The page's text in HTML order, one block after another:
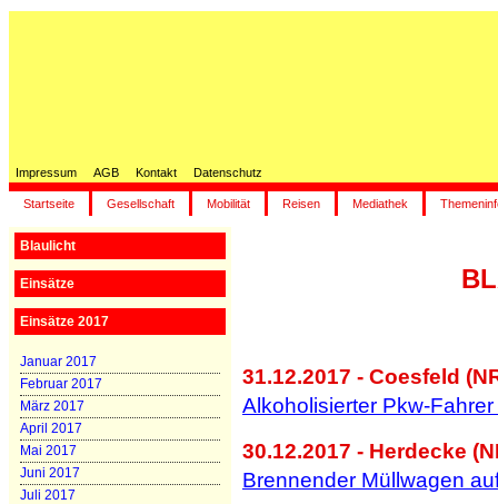
Impressum AGB Kontakt Datenschutz
Startseite Gesellschaft Mobilität Reisen Mediathek
Blaulicht
Einsätze
Einsätze 2017
Januar 2017
Februar 2017
März 2017
April 2017
Mai 2017
Juni 2017
Juli 2017
31.12.2017 - Coesfeld
Alkoholisierter Pkw-
30.12.2017 - Herdecke
Brennender Müllwagen